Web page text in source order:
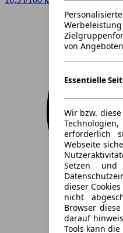
von Angeboten
Essentielle
Wir bzw.
erforderlich
Webseite
Setzen und
dieser
nicht
Browser
darauf
Tools kann